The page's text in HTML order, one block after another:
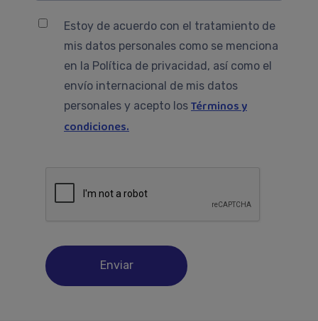
Estoy de acuerdo con el tratamiento de
mis datos personales como se menciona
en la Política de privacidad, así como el
envío internacional de mis datos
personales y acepto los Términos y
condiciones.
Enviar